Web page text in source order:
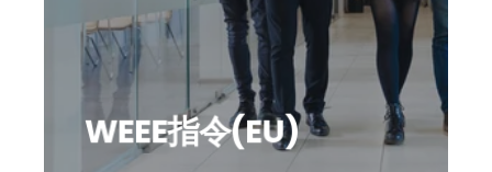
WEEE指令(EU)
要がある。
罰則: 義務不履行に対し罰金、行政処分、
製品販売停止などが科される場合がある。